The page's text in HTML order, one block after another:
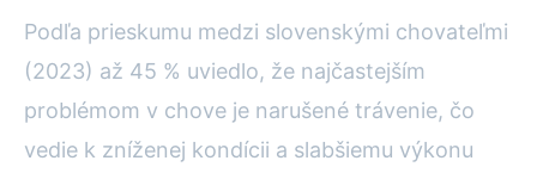
Podľa prieskumu medzi slovenskými chovateľmi
(2023) až 45 % uviedlo, že najčastejším
problémom v chove je narušené trávenie, čo
vedie k zníženej kondícii a slabšiemu výkonu